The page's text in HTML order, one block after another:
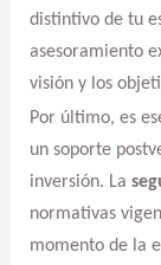
distintivo de tu
asesoramiento
visión y los
Por último, es
un soporte
inversión. La
normativas
momento de la